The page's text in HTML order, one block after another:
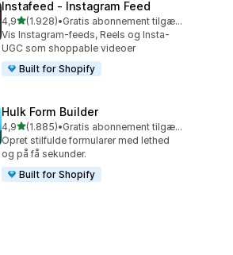
Instafeed ‑ Instagram Feed
4,9ud af 5 stjerner
(1.928)
1928 anmeldelser i alt
•
Gratis abonnement tilgængeligt
Vis Instagram-feeds, Reels og Insta-
UGC som shoppable videoer
Built for Shopify
Hulk Form Builder
4,9ud af 5 stjerner
(1.885)
1885 anmeldelser i alt
•
Gratis abonnement tilgængeligt
Opret stilfulde formularer med lethed
og på få sekunder.
Built for Shopify